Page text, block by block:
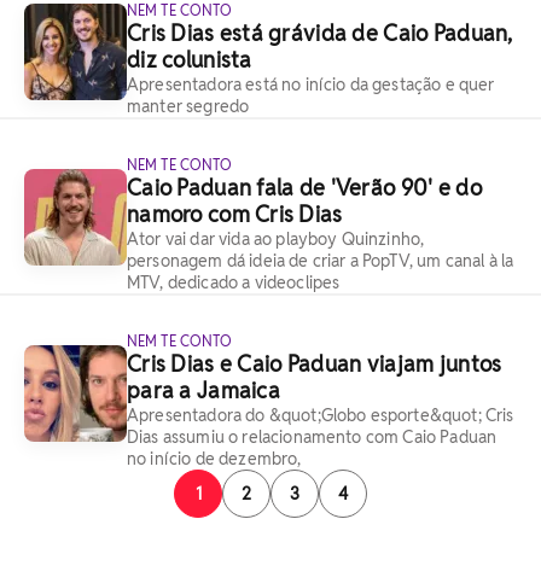
NEM TE CONTO
Cris Dias está grávida de Caio Paduan,
diz colunista
Apresentadora está no início da gestação e quer
manter segredo
NEM TE CONTO
Caio Paduan fala de 'Verão 90' e do
namoro com Cris Dias
Ator vai dar vida ao playboy Quinzinho,
personagem dá ideia de criar a PopTV, um canal à la
MTV, dedicado a videoclipes
NEM TE CONTO
Cris Dias e Caio Paduan viajam juntos
para a Jamaica
Apresentadora do &quot;Globo esporte&quot; Cris
Dias assumiu o relacionamento com Caio Paduan
no início de dezembro,
1
2 3 4